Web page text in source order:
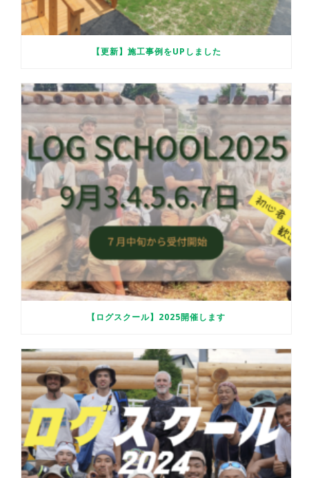
【更新】施工事例をUPしました
【ログスクール】2025開催します